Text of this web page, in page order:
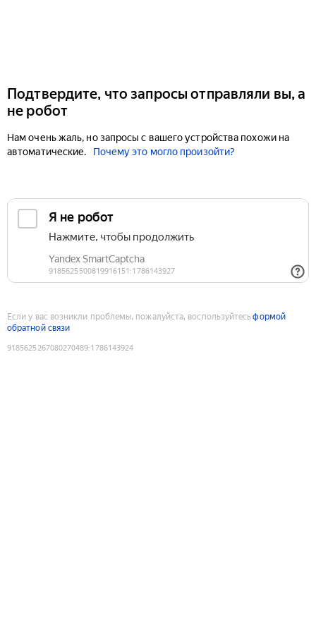
Подтвердите, что запросы отправляли вы, а
не робот
Нам очень жаль, но запросы с вашего устройства похожи на
автоматические.
Почему это могло произойти?
Если у вас возникли проблемы, пожалуйста, воспользуйтесьформой
обратной связи
9185625267080270489:1786143924